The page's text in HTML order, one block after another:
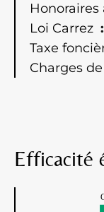
Loi Carrez
Taxe
Charges
Efficacité